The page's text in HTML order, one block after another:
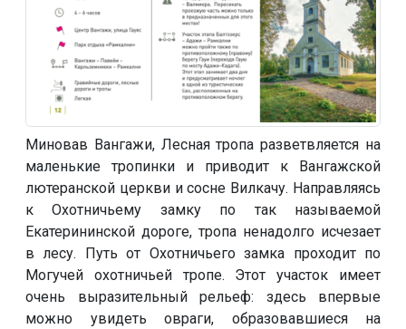
Миновав Вангажи, Лесная тропа разветвляется на
маленькие тропинки и приводит к Вангажской
лютеранской церкви и сосне Вилкачу. Направляясь
к Охотничьему замку по так называемой
Екатерининской дороге, тропа ненадолго исчезает
в лесу. Путь от Охотничьего замка проходит по
Могучей охотничьей тропе. Этот участок имеет
очень выразительный рельеф: здесь впервые
можно увидеть овраги, образовавшиеся на